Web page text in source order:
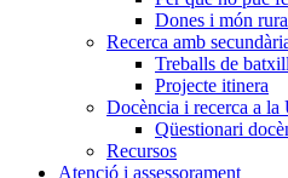
Dones i món
Recerca amb
Treballs de
Projecte itinera
Docència i recerca a la
Qüestionari
Recursos
Atenció i assessorament